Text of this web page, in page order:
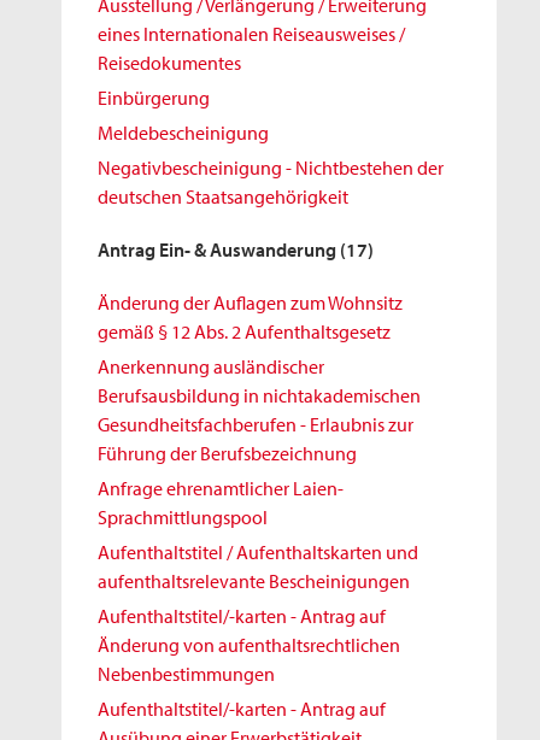
Ausstellung / Verlängerung / Erweiterung
eines Internationalen Reiseausweises /
Reisedokumentes
Einbürgerung
Meldebescheinigung
Negativbescheinigung - Nichtbestehen der
deutschen Staatsangehörigkeit
Antrag Ein- & Auswanderung (17)
Änderung der Auflagen zum Wohnsitz
gemäß § 12 Abs. 2 Aufenthaltsgesetz
Anerkennung ausländischer
Berufsausbildung in nichtakademischen
Gesundheitsfachberufen - Erlaubnis zur
Führung der Berufsbezeichnung
Anfrage ehrenamtlicher Laien-
Sprachmittlungspool
Aufenthaltstitel / Aufenthaltskarten und
aufenthaltsrelevante Bescheinigungen
Aufenthaltstitel/-karten - Antrag auf
Änderung von aufenthaltsrechtlichen
Nebenbestimmungen
Aufenthaltstitel/-karten - Antrag auf